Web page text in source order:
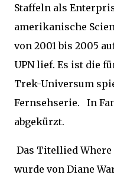
Staffeln als
amerikanische
von 2001 bis 2005
UPN lief. Es ist die
Trek-Universum
Fernsehserie. In
abgekürzt.
Das Titellied
wurde von Diane